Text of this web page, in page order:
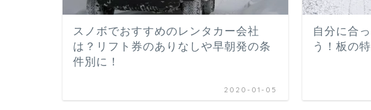
スノボでおすすめのレンタカー会社
は？リフト券のありなしや早朝発の条
件別に！
2020-01-05
自分に合
う！板の